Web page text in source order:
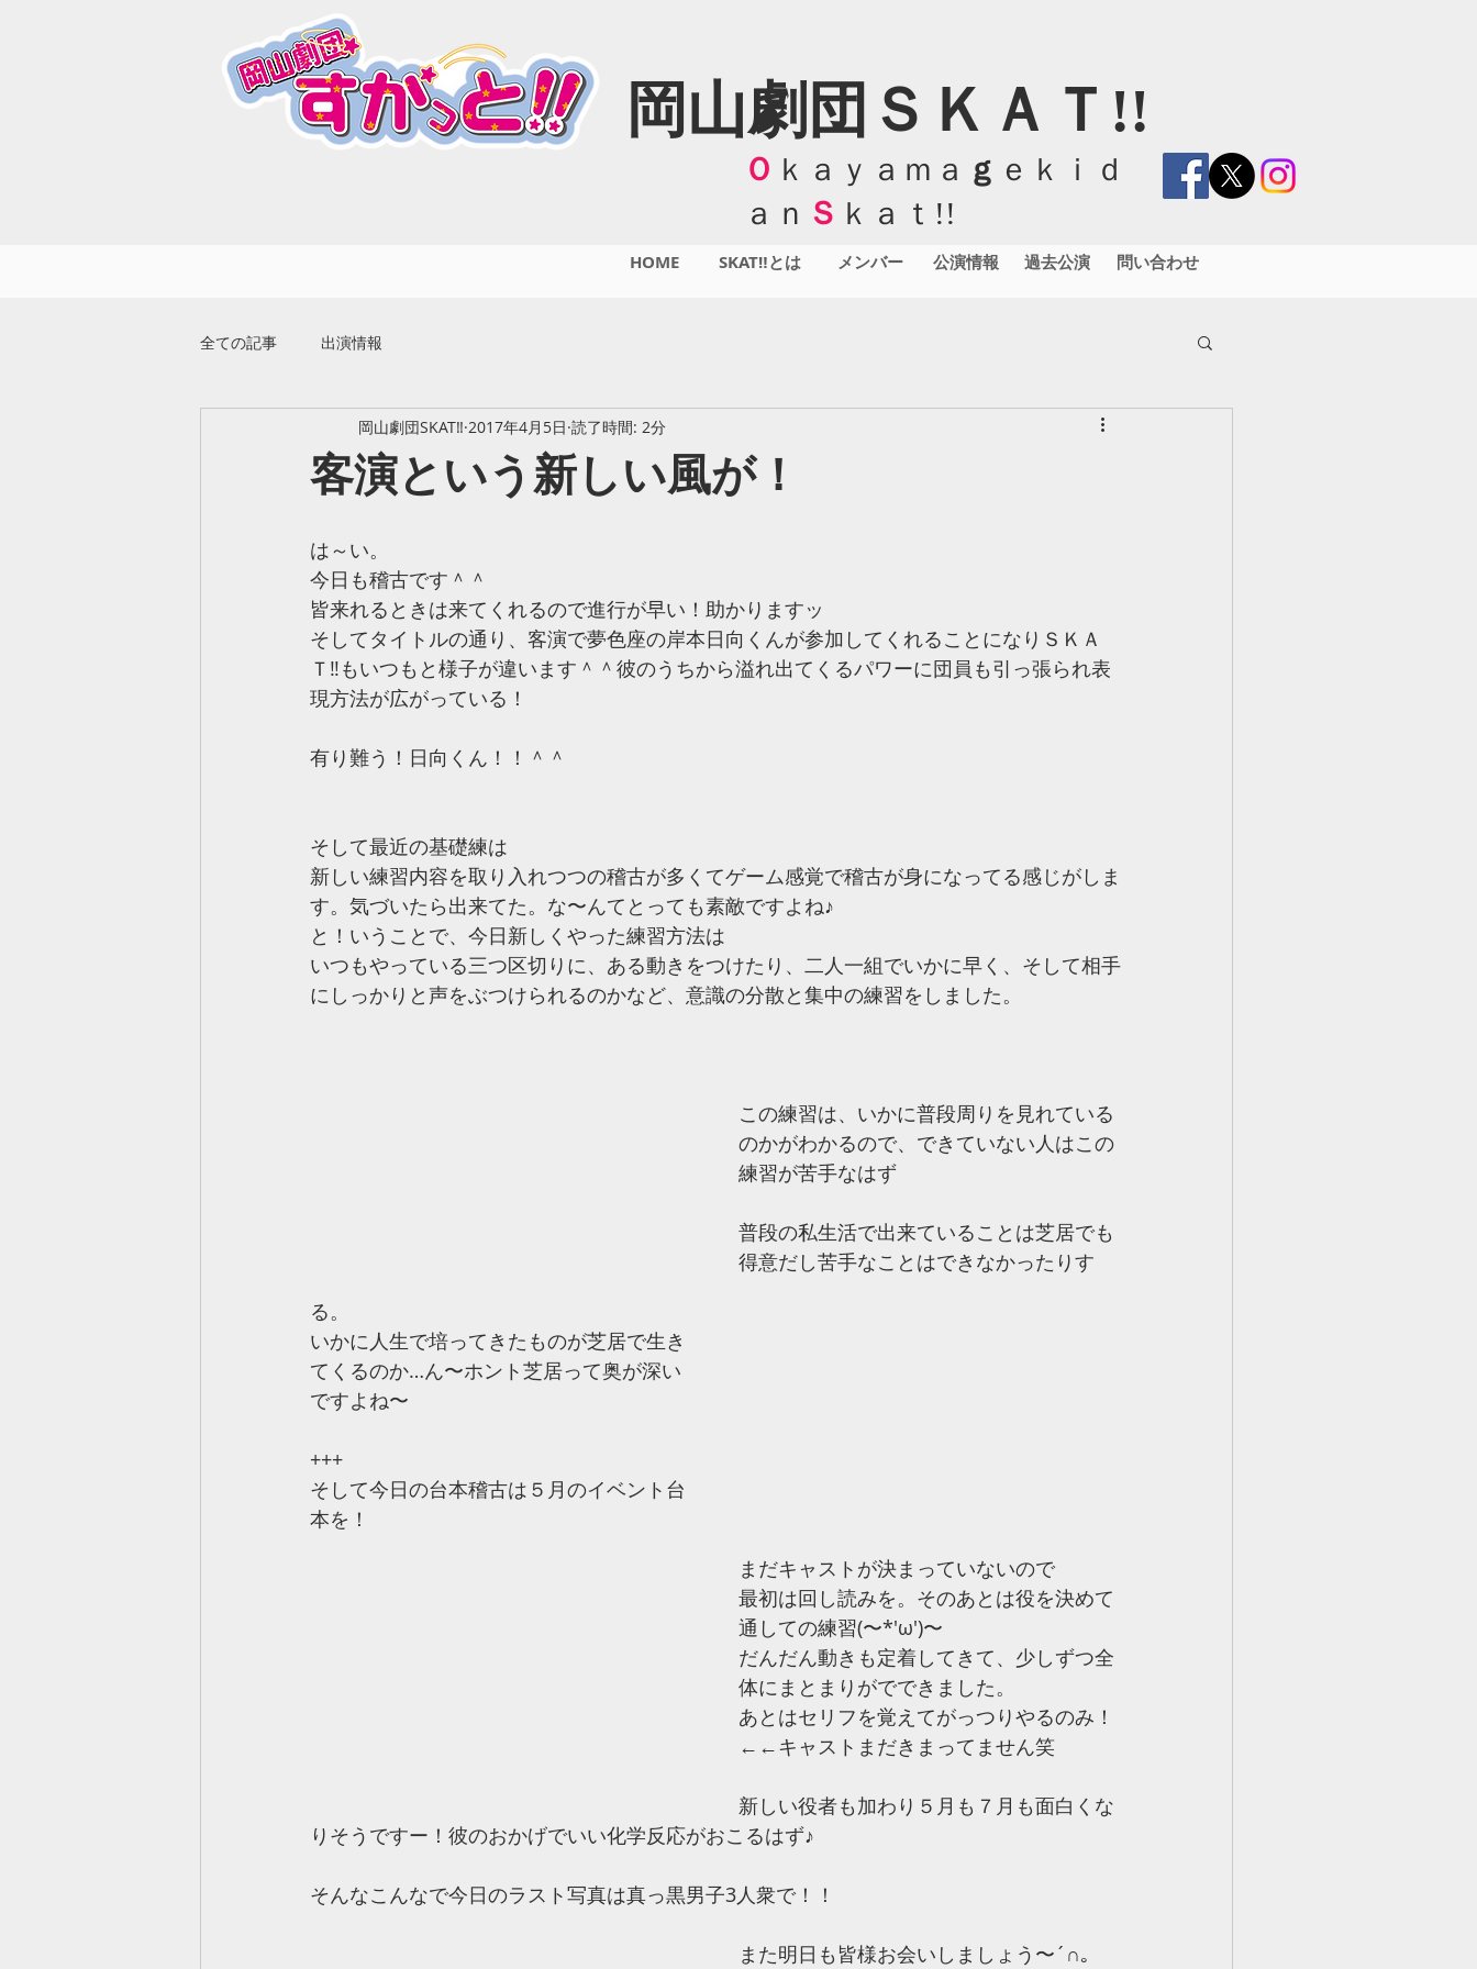
岡山劇団ＳＫＡＴ!!
Ｏ ｋａｙａｍａ ｇ ｅｋｉｄ
ａｎ Ｓ ｋａｔ!!
HOME SKAT‼とは メンバー 公演情報 過去公演 問い合わせ
全ての記事 出演情報
客演という新しい風が！
岡山劇団SKAT‼︎ 2017年4月5日 読了時間: 2分
は～い。
今日も稽古です＾＾
皆来れるときは来てくれるので進行が早い！助かりますッ
そしてタイトルの通り、客演で夢色座の岸本日向くんが参加してくれることになりＳＫＡ
Ｔ‼もいつもと様子が違います＾＾彼のうちから溢れ出てくるパワーに団員も引っ張られ表
現方法が広がっている！
有り難う！日向くん！！＾＾
そして最近の基礎練は
新しい練習内容を取り入れつつの稽古が多くてゲーム感覚で稽古が身になってる感じがしま
す。気づいたら出来てた。な〜んてとっても素敵ですよね♪
と！いうことで、今日新しくやった練習方法は
いつもやっている三つ区切りに、ある動きをつけたり、二人一組でいかに早く、そして相手
にしっかりと声をぶつけられるのかなど、意識の分散と集中の練習をしました。
この練習は、いかに普段周りを見れている
のかがわかるので、できていない人はこの
練習が苦手なはず
普段の私生活で出来ていることは芝居でも
得意だし苦手なことはできなかったりす
る。
いかに人生で培ってきたものが芝居で生き
てくるのか…ん〜ホント芝居って奥が深い
ですよね〜
+++
そして今日の台本稽古は５月のイベント台
本を！
まだキャストが決まっていないので
最初は回し読みを。そのあとは役を決めて
通しての練習(〜*'ω')〜
だんだん動きも定着してきて、少しずつ全
体にまとまりがでできました。
あとはセリフを覚えてがっつりやるのみ！
←←キャストまだきまってません笑
新しい役者も加わり５月も７月も面白くな
りそうですー！彼のおかげでいい化学反応がおこるはず♪
そんなこんなで今日のラスト写真は真っ黒男子3人衆で！！
また明日も皆様お会いしましょう〜´∩｡